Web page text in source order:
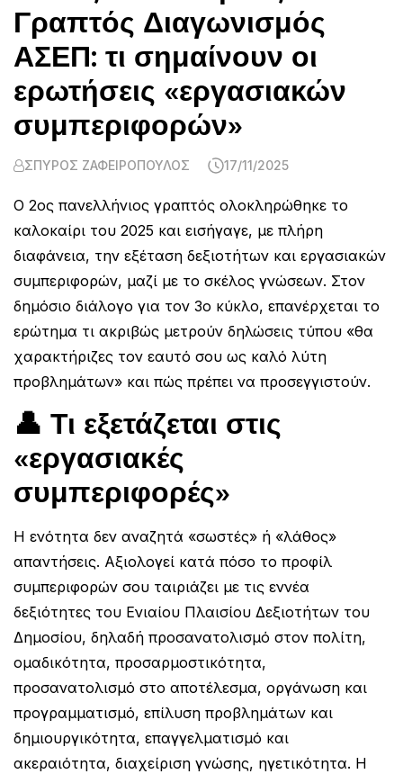
Γραπτός Διαγωνισμός
ΑΣΕΠ: τι σημαίνουν οι
ερωτήσεις «εργασιακών
συμπεριφορών»
ΣΠΎΡΟΣ ΖΑΦΕΙΡΌΠΟΥΛΟΣ 17/11/2025
Ο 2ος πανελλήνιος γραπτός ολοκληρώθηκε το
καλοκαίρι του 2025 και εισήγαγε, με πλήρη
διαφάνεια, την εξέταση δεξιοτήτων και εργασιακών
συμπεριφορών, μαζί με το σκέλος γνώσεων. Στον
δημόσιο διάλογο για τον 3ο κύκλο, επανέρχεται το
ερώτημα τι ακριβώς μετρούν δηλώσεις τύπου «θα
χαρακτήριζες τον εαυτό σου ως καλό λύτη
προβλημάτων» και πώς πρέπει να προσεγγιστούν.
👤 Τι εξετάζεται στις
«εργασιακές
συμπεριφορές»
Η ενότητα δεν αναζητά «σωστές» ή «λάθος»
απαντήσεις. Αξιολογεί κατά πόσο το προφίλ
συμπεριφορών σου ταιριάζει με τις εννέα
δεξιότητες του Ενιαίου Πλαισίου Δεξιοτήτων του
Δημοσίου, δηλαδή προσανατολισμό στον πολίτη,
ομαδικότητα, προσαρμοστικότητα,
προσανατολισμό στο αποτέλεσμα, οργάνωση και
προγραμματισμό, επίλυση προβλημάτων και
δημιουργικότητα, επαγγελματισμό και
ακεραιότητα, διαχείριση γνώσης, ηγετικότητα. Η